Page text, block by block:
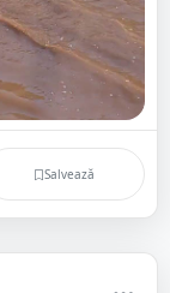
Salvează